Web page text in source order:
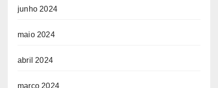
junho 2024
maio 2024
abril 2024
março 2024